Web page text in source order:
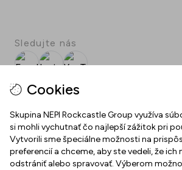
Cookies
Skupina NEPI Rockcastle Group využíva
si mohli vychutnať čo najlepší zážitok pri
Vytvorili sme špeciálne možnosti na
preferencií a chceme, aby ste vedeli, že ich
odstrániť alebo spravovať. Výberom
Sledujte nás
FacebookInstagramYouTube
SPOT
Stiahnite si bezplatnú aplikáciu SPOT!
MLYNY NITRA